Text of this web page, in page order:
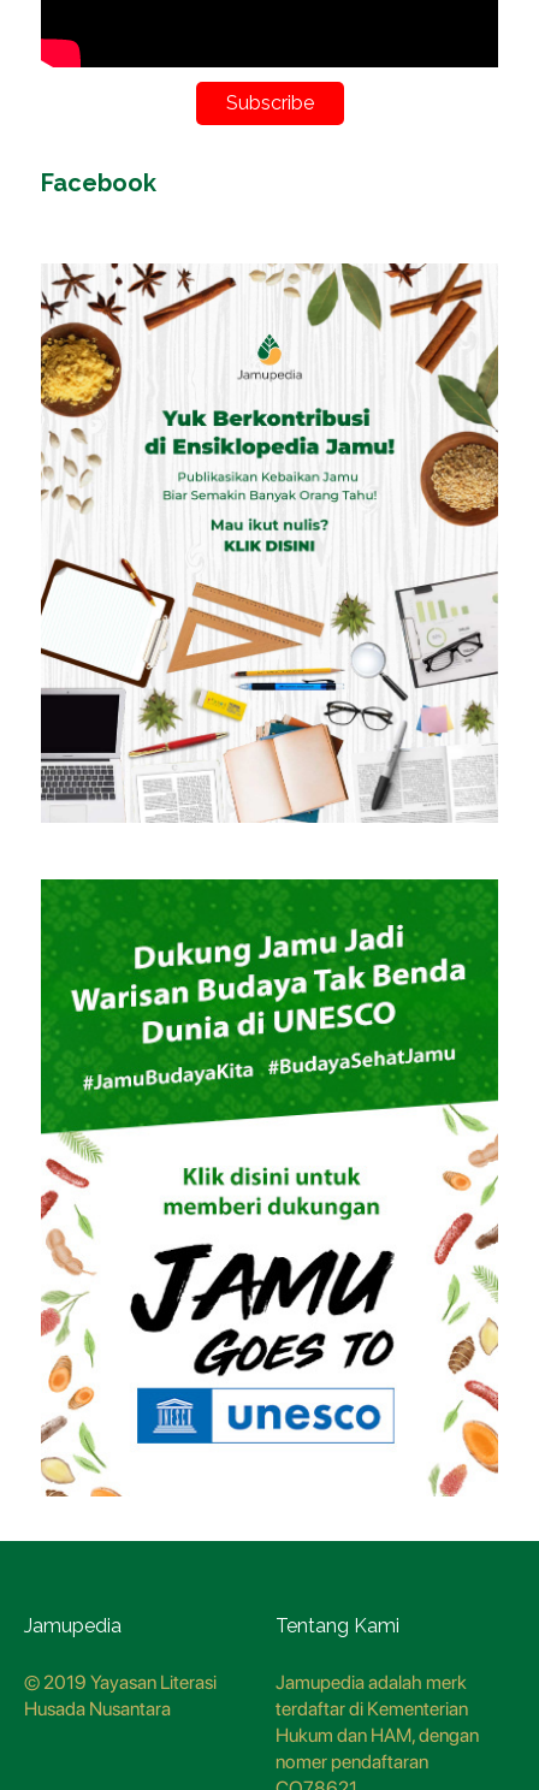
Subscribe
Facebook
Jamupedia
© 2019 Yayasan Literasi
Husada Nusantara
Tentang Kami
Jamupedia adalah merk
terdaftar di Kementerian
Hukum dan HAM, dengan
nomer pendaftaran